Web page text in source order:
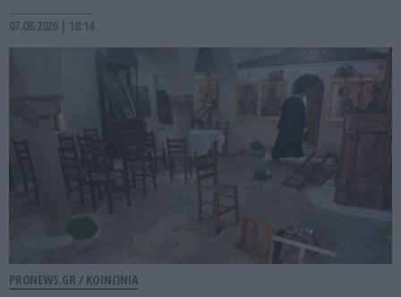
07.08.2026 | 18:14
PRONEWS.GR / ΚΟΙΝΩΝΙΑ